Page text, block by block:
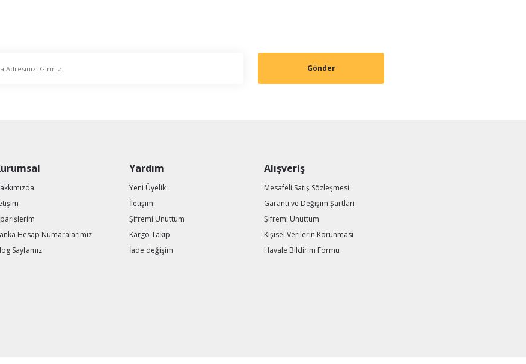
Gönder
Hesap Numaralarımız
Sayfamız
Yardım
Yeni Üyelik
İletişim
Şifremi Unuttum
Kargo Takip
İade değişim
Alışveriş
Mesafeli Satış Sözleşmesi
Garanti ve Değişim Şartları
Şifremi Unuttum
Kişisel Verilerin Korunması
Havale Bildirim Formu